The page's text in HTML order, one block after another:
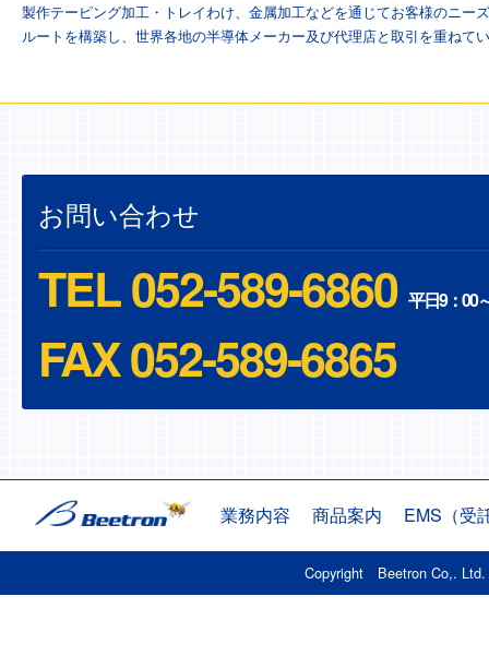
製作テーピング加工・トレイわけ、金属加工などを通じてお客様のニ
ルートを構築し、世界各地の半導体メーカー及び代理店と取引を重ね
お問い合わせ
TEL 052-589-6860 平日9：00
FAX052-589-6865
業務内容 商品案内 EMS（受
Copyright Beetron Co,.